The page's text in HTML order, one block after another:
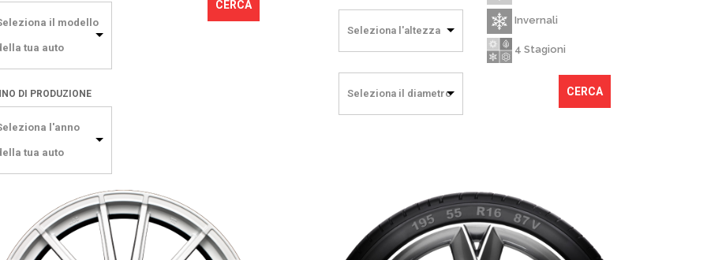
il modello
tua auto
DI PRODUZIONE
l'anno
tua auto
CERCA
Seleziona l'altezza
Seleziona il diametro
Invernali
4 Stagioni
CERCA